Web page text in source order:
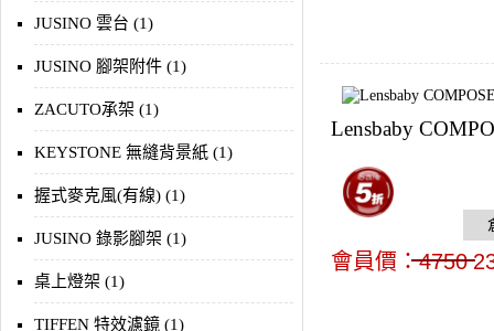
JUSINO 雲台 (1)
JUSINO 腳架附件 (1)
ZACUTO承架 (1)
KEYSTONE 無縫背景紙 (1)
握式麥克風(有線) (1)
JUSINO 錄影腳架 (1)
桌上燈架 (1)
TIFFEN 特效濾鏡 (1)
Lensbaby
會員價：4750